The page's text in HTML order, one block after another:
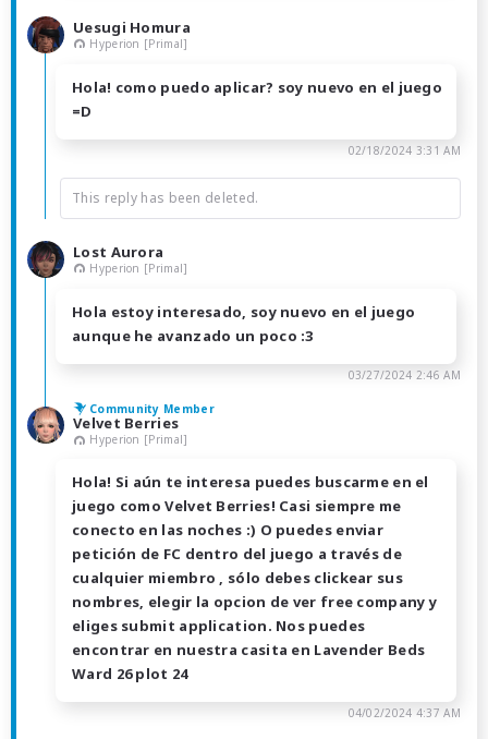
Uesugi Homura
Hyperion [Primal]
Hola! como puedo aplicar? soy nuevo en el juego
=D
02/18/2024 3:31 AM
This reply has been deleted.
Lost Aurora
Hyperion [Primal]
Hola estoy interesado, soy nuevo en el juego
aunque he avanzado un poco :3
03/27/2024 2:46 AM
Community Member
Velvet Berries
Hyperion [Primal]
Hola! Si aún te interesa puedes buscarme en el
juego como Velvet Berries! Casi siempre me
conecto en las noches :) O puedes enviar
petición de FC dentro del juego a través de
cualquier miembro , sólo debes clickear sus
nombres, elegir la opcion de ver free company y
eliges submit application. Nos puedes
encontrar en nuestra casita en Lavender Beds
Ward 26 plot 24
04/02/2024 4:37 AM